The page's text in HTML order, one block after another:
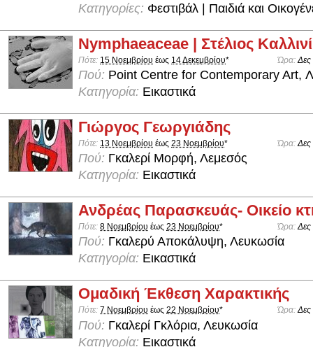
Κατηγορίες: Φεστιβάλ | Παιδιά και
Nymphaeaceae | Στέλιος
Πότε: 15 Νοεμβρίου έως 14 Δεκεμβρίου* Ώρα:Δες
Πού: Point Centre for Contemporary Art,
Κατηγορία: Εικαστικά
Γιώργος Γεωργιάδης
Πότε: 13 Νοεμβρίου έως 23 Νοεμβρίου* Ώρα:Δες
Πού: Γκαλερί Μορφή, Λεμεσός
Κατηγορία: Εικαστικά
Ανδρέας Παρασκευάς- Οικείο
Πότε: 8 Νοεμβρίου έως 23 Νοεμβρίου* Ώρα:Δες
Πού: Γκαλερύ Αποκάλυψη, Λευκωσία
Κατηγορία: Εικαστικά
Ομαδική Έκθεση Χαρακτικής
Πότε: 7 Νοεμβρίου έως 22 Νοεμβρίου* Ώρα:Δες
Πού: Γκαλερί Γκλόρια, Λευκωσία
Κατηγορία: Εικαστικά